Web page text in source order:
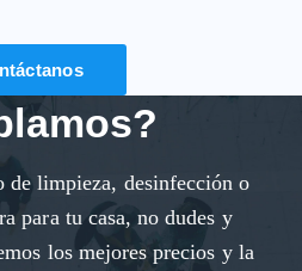
de limpieza, desinfección o
para tu casa, no dudes y
los mejores precios y la